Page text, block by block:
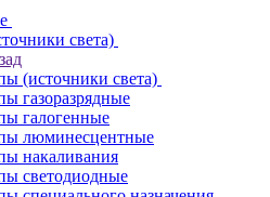
света)
(источники света)
газоразрядные
галогенные
люминесцентные
накаливания
светодиодные